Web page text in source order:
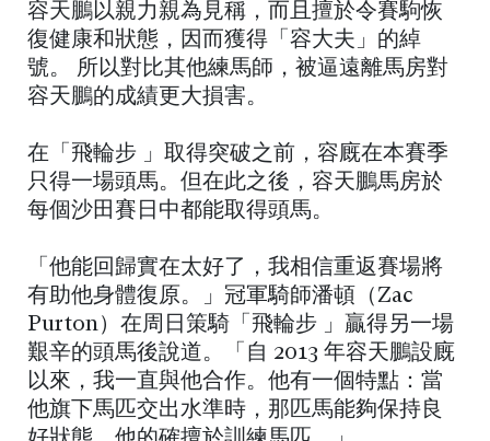
容天鵬以親力親為見稱，而且擅於令賽駒恢
復健康和狀態，因而獲得「容大夫」的綽
號。 所以對比其他練馬師，被逼遠離馬房對
容天鵬的成績更大損害。
在「飛輪步 」取得突破之前，容廐在本賽季
只得一場頭馬。但在此之後，容天鵬馬房於
每個沙田賽日中都能取得頭馬。
「他能回歸實在太好了，我相信重返賽場將
有助他身體復原。」冠軍騎師潘頓（Zac
Purton）在周日策騎「飛輪步 」贏得另一場
艱辛的頭馬後說道。「自 2013 年容天鵬設廐
以來，我一直與他合作。他有一個特點：當
他旗下馬匹交出水準時，那匹馬能夠保持良